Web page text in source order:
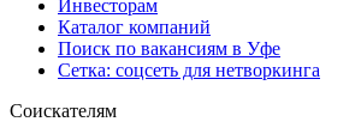
Инвесторам
Каталог компаний
Поиск по вакансиям в Уфе
Сетка: соцсеть для нетворкинга
Соискателям